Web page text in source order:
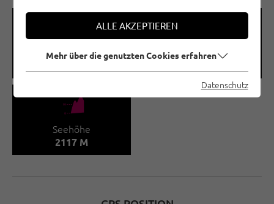
🞽
Schwierigkeitsgrad
🍫
Routenanzahl
🞱
Seehöhe
2117 M
ALLE AKZEPTIEREN
Mehr über die genutzten Cookies erfahren
Datenschutz